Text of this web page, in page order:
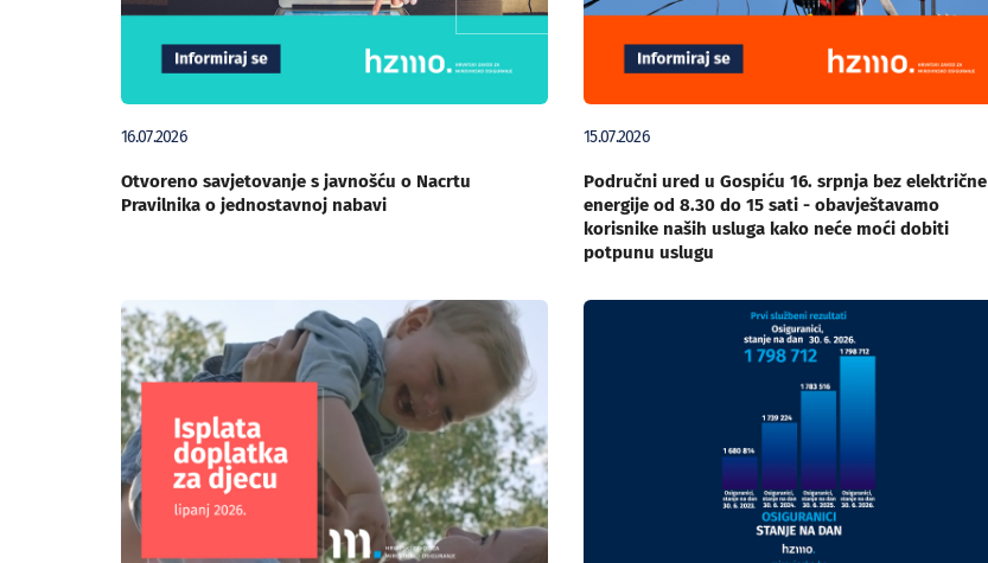
16.07.2026
Otvoreno savjetovanje s javnošću o Nacrtu
Pravilnika o jednostavnoj nabavi
15.07.2026
Područni ured u Gospiću 16. srpnja bez električne
energije od 8.30 do 15 sati - obavještavamo
korisnike naših usluga kako neće moći dobiti
potpunu uslugu